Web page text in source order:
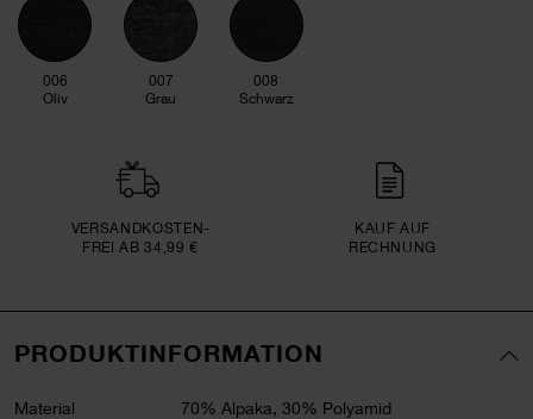
006
Oliv
007
Grau
008
Schwarz
VERSAND­KOSTEN­
FREI AB 34,99 €
KAUF AUF
RECHNUNG
PRODUKTINFORMATION
Material
70% Alpaka, 30% Polyamid